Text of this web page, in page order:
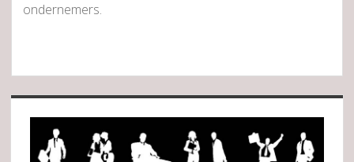
ondernemers.
Sidebar